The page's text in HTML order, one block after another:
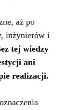
aż po
inżynierów i
tej wiedzy
ani
realizacji.